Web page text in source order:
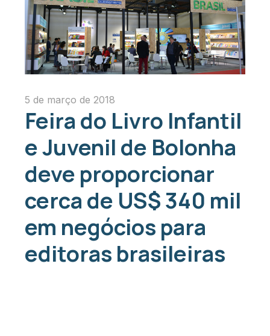
5 de março de 2018
Feira do Livro Infantil
e Juvenil de Bolonha
deve proporcionar
cerca de US$ 340 mil
em negócios para
editoras brasileiras